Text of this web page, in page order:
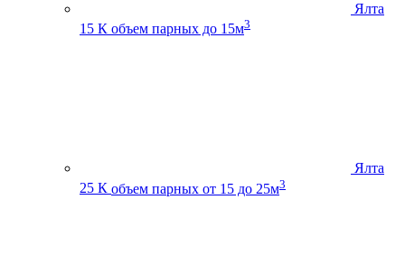
Ялта
15 К объем парных до 15м3
Ялта
25 К объем парных от 15 до 25м3